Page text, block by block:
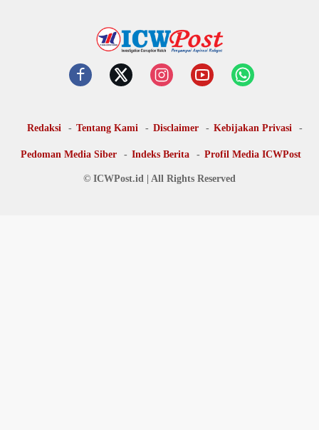
Redaksi Tentang Kami Disclaimer Kebijakan Privasi
Pedoman Media Siber Indeks Berita Profil Media ICWPost
© ICWPost.id | All Rights Reserved